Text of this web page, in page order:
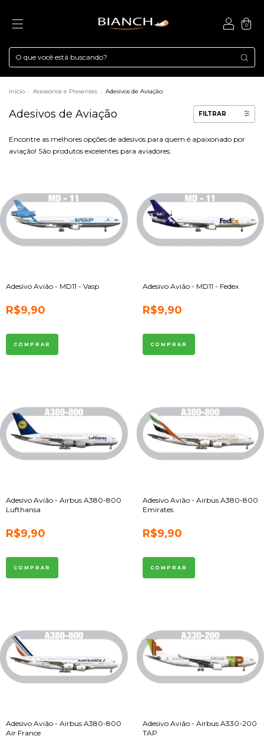
0
Início . Acessórios e Presentes . Adesivos de Aviação
Adesivos de Aviação FILTRAR
Encontre as melhores opções de adesivos para quem é apaixonado por
aviação! São produtos excelentes para aviadores.
Adesivo Avião - MD11 - Vasp
R$9,90
Adesivo Avião - MD11 - Fedex
R$9,90
Adesivo Avião - Airbus A380-800
Lufthansa
R$9,90
Adesivo Avião - Airbus A380-800
Emirates
R$9,90
Adesivo Avião - Airbus A380-800
Air France
Adesivo Avião - Airbus A330-200
TAP